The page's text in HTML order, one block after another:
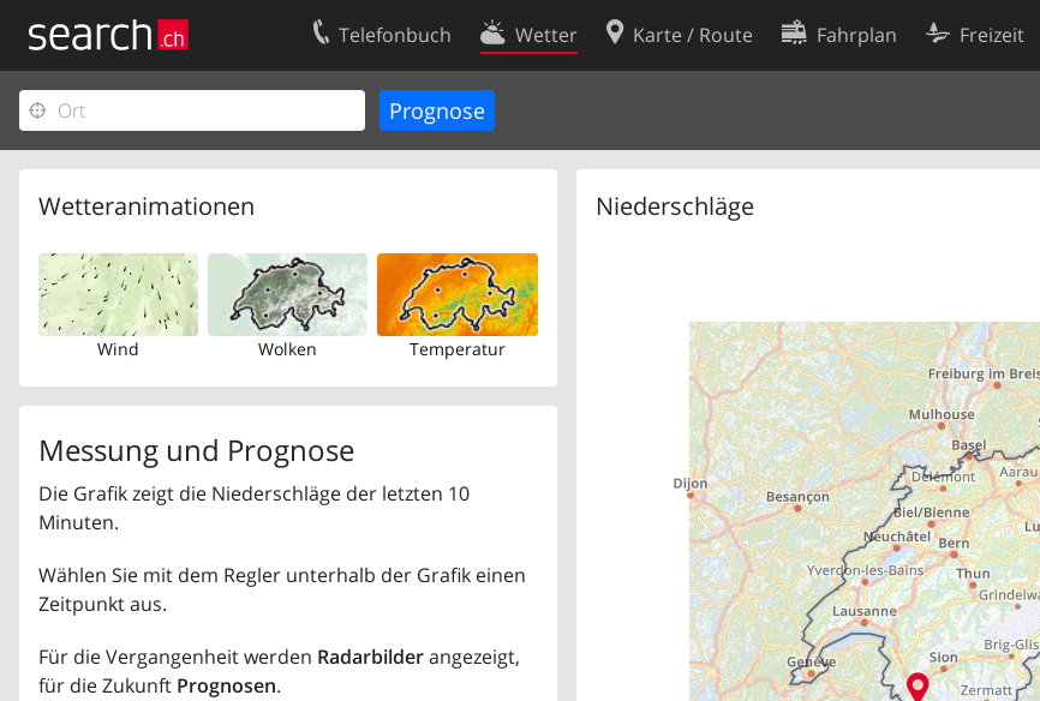
Telefonbuch Wetter Karte / Route Fahrplan Freizeit
Wetteranimationen
Wind Wolken Temperatur
Messung und Prognose
Die Grafik zeigt die Niederschläge der letzten 10
Minuten.
Wählen Sie mit dem Regler unterhalb der Grafik einen
Zeitpunkt aus.
Für die Vergangenheit werden Radarbilderangezeigt,
für die Zukunft Prognosen.
Niederschläge
Ihr Eintrag
Kundencenter Geschäftskunden
Kontakt
Nutzungsbedingungen
Cookie-Einstellungen